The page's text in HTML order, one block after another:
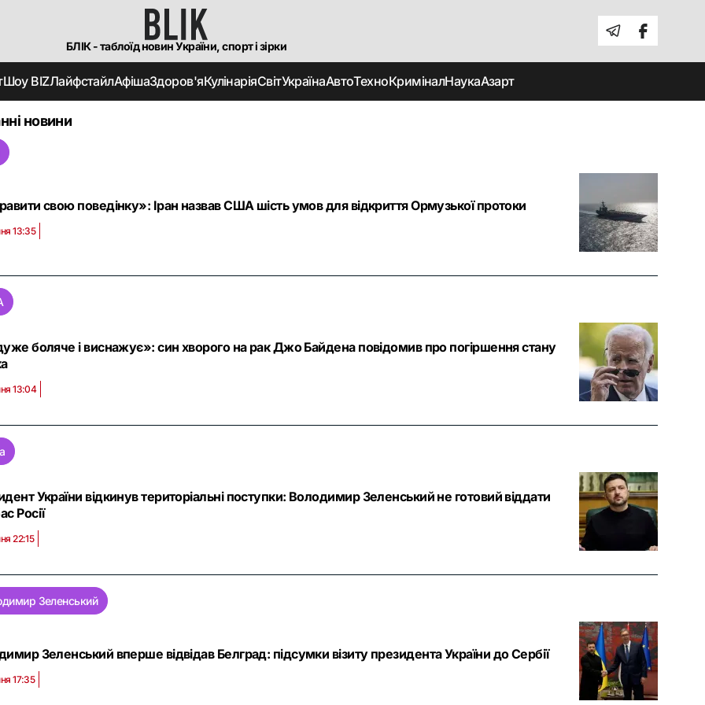
БЛІК - таблоїд новин України, спорт і зірки
Шоу BIZЛайфстайлАфішаЗдоров'яКулінаріяСвітУкраїнаАвтоТехноКриміналНаукаАзарт
новини
свою поведінку»: Іран назвав США шість умов для відкриття Ормузької протоки
13:35
боляче і виснажує»: син хворого на рак Джо Байдена повідомив про погіршення стану
13:04
України відкинув територіальні поступки: Володимир Зеленський не готовий віддати
Росії
22:15
Зеленський
Зеленський вперше відвідав Белград: підсумки візиту президента України до Сербії
17:35